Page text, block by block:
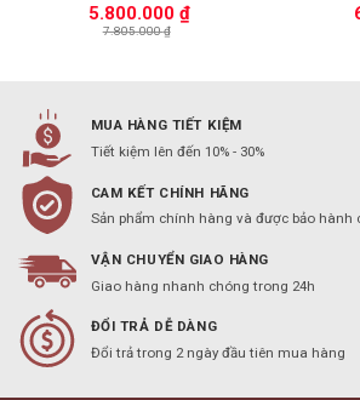
5.800.000 ₫
7.805.000₫
MUA HÀNG TIẾT KIỆM
Tiết kiệm lên đến 10% - 30%
CAM KẾT CHÍNH HÃNG
Sản phẩm chính hàng và được bảo hành
VẬN CHUYỂN GIAO HÀNG
Giao hàng nhanh chóng trong 24h
ĐỔI TRẢ DỄ DÀNG
Đổi trả trong 2 ngày đầu tiên mua hàng